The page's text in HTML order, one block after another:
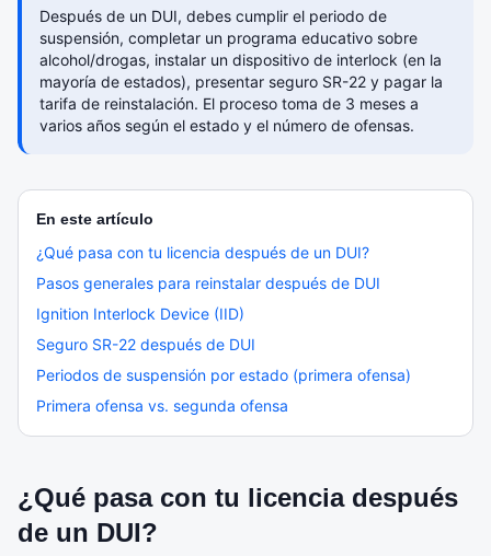
Después de un DUI, debes cumplir el periodo de
suspensión, completar un programa educativo sobre
alcohol/drogas, instalar un dispositivo de interlock (en la
mayoría de estados), presentar seguro SR-22 y pagar la
tarifa de reinstalación. El proceso toma de 3 meses a
varios años según el estado y el número de ofensas.
En este artículo
¿Qué pasa con tu licencia después de un DUI?
Pasos generales para reinstalar después de DUI
Ignition Interlock Device (IID)
Seguro SR-22 después de DUI
Periodos de suspensión por estado (primera ofensa)
Primera ofensa vs. segunda ofensa
¿Qué pasa con tu licencia después
de un DUI?